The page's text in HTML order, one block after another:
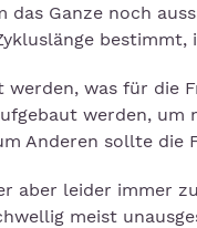
Ganze noch
werden, was für die
werden, um
Anderen sollte
aber leider immer
meist